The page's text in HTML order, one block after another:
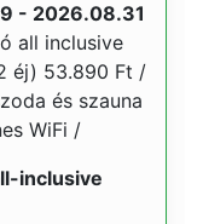
- 2026.08.31
all inclusive
éj) 53.890 Ft /
és szauna
WiFi /
inclusive